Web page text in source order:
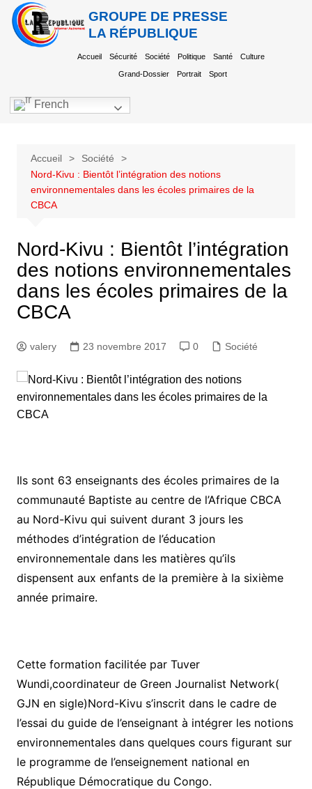
GROUPE DE PRESSE
LA RÉPUBLIQUE
Accueil Sécurité Société Politique Santé Culture
Grand-Dossier Portrait Sport
French
Accueil
Société
Nord-Kivu : Bientôt l’intégration des notions
environnementales dans les écoles primaires de la
CBCA
Nord-Kivu : Bientôt l’intégration
des notions environnementales
dans les écoles primaires de la
CBCA
valery 23 novembre 2017 0 Société
Ils sont 63 enseignants des écoles primaires de la
communauté Baptiste au centre de l’Afrique CBCA
au Nord-Kivu qui suivent durant 3 jours les
méthodes d’intégration de l’éducation
environnementale dans les matières qu’ils
dispensent aux enfants de la première à la sixième
année primaire.
Cette formation facilitée par Tuver
Wundi,coordinateur de Green Journalist Network(
GJN en sigle)Nord-Kivu s’inscrit dans le cadre de
l’essai du guide de l’enseignant à intégrer les notions
environnementales dans quelques cours figurant sur
le programme de l’enseignement national en
République Démocratique du Congo.